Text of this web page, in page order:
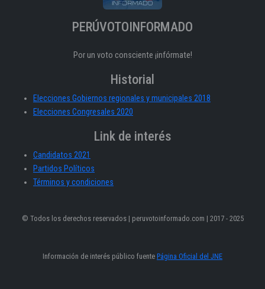
PERÚVOTOINFORMADO
Por un voto consciente ¡infórmate!
Historial
Elecciones Gobiernos regionales y municipales 2018
Elecciones Congresales 2020
Link de interés
Candidatos 2021
Partidos Políticos
Términos y condiciones
© Todos los derechos reservados | peruvotoinformado.com | 2017 - 2025
Información de interés público fuente Página Oficial del JNE